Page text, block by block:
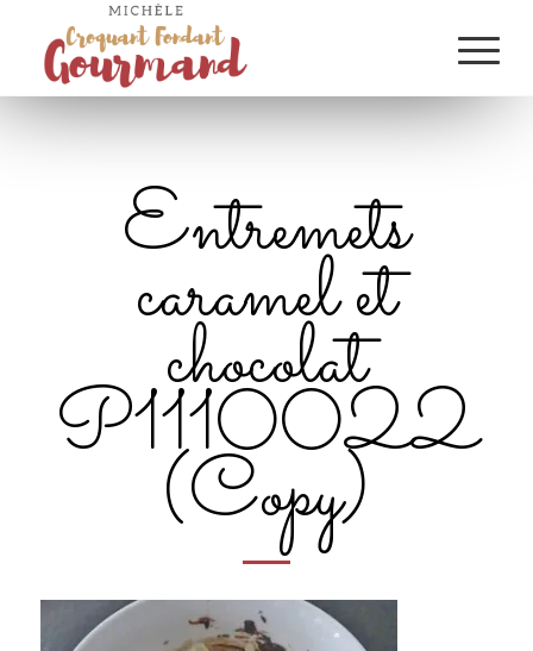
Entremets
caramel et
chocolat
P1110022
(Copy)